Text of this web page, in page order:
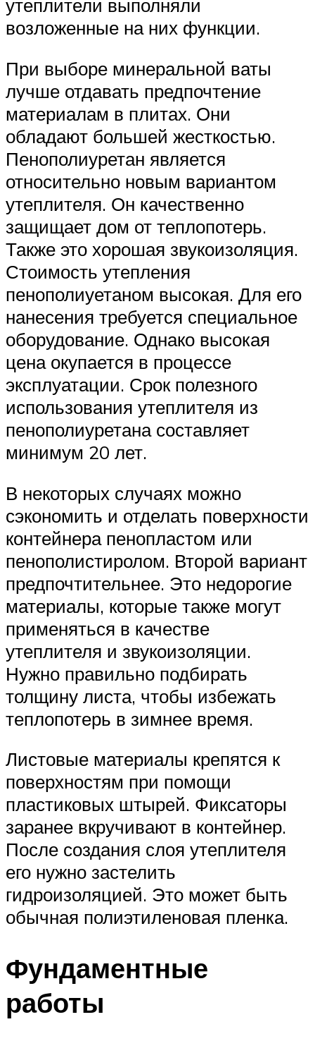
утеплители выполняли
возложенные на них функции.
При выборе минеральной ваты
лучше отдавать предпочтение
материалам в плитах. Они
обладают большей жесткостью.
Пенополиуретан является
относительно новым вариантом
утеплителя. Он качественно
защищает дом от теплопотерь.
Также это хорошая звукоизоляция.
Стоимость утепления
пенополиуетаном высокая. Для его
нанесения требуется специальное
оборудование. Однако высокая
цена окупается в процессе
эксплуатации. Срок полезного
использования утеплителя из
пенополиуретана составляет
минимум 20 лет.
В некоторых случаях можно
сэкономить и отделать поверхности
контейнера пенопластом или
пенополистиролом. Второй вариант
предпочтительнее. Это недорогие
материалы, которые также могут
применяться в качестве
утеплителя и звукоизоляции.
Нужно правильно подбирать
толщину листа, чтобы избежать
теплопотерь в зимнее время.
Листовые материалы крепятся к
поверхностям при помощи
пластиковых штырей. Фиксаторы
заранее вкручивают в контейнер.
После создания слоя утеплителя
его нужно застелить
гидроизоляцией. Это может быть
обычная полиэтиленовая пленка.
Фундаментные
работы